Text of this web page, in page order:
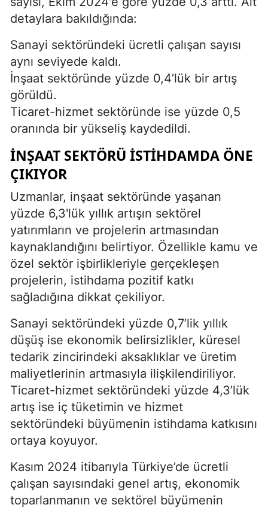
detaylara bakıldığında:
Sanayi sektöründeki ücretli çalışan sayısı
aynı seviyede kaldı.
İnşaat sektöründe yüzde 0,4’lük bir artış
görüldü.
Ticaret-hizmet sektöründe ise yüzde 0,5
oranında bir yükseliş kaydedildi.
İNŞAAT SEKTÖRÜ İSTIHDAMDA ÖNE
ÇIKIYOR
Uzmanlar, inşaat sektöründe yaşanan
yüzde 6,3'lük yıllık artışın sektörel
yatırımların ve projelerin artmasından
kaynaklandığını belirtiyor. Özellikle kamu ve
özel sektör işbirlikleriyle gerçekleşen
projelerin, istihdama pozitif katkı
sağladığına dikkat çekiliyor.
Sanayi sektöründeki yüzde 0,7’lik yıllık
düşüş ise ekonomik belirsizlikler, küresel
tedarik zincirindeki aksaklıklar ve üretim
maliyetlerinin artmasıyla ilişkilendiriliyor.
Ticaret-hizmet sektöründeki yüzde 4,3’lük
artış ise iç tüketimin ve hizmet
sektöründeki büyümenin istihdama katkısını
ortaya koyuyor.
Kasım 2024 itibarıyla Türkiye’de ücretli
çalışan sayısındaki genel artış, ekonomik
toparlanmanın ve sektörel büyümenin